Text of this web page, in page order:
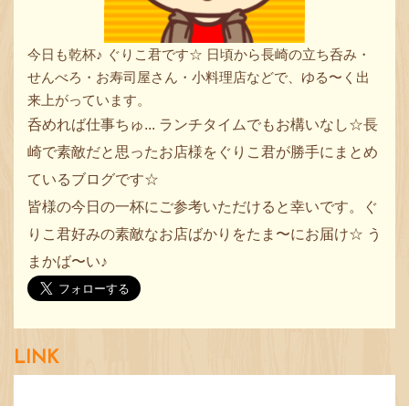
今日も乾杯♪ ぐりこ君です☆ 日頃から長崎の立ち呑み・
せんべろ・お寿司屋さん・小料理店などで、ゆる〜く出
来上がっています。
呑めれば仕事ちゅ... ランチタイムでもお構いなし☆長
崎で素敵だと思ったお店様をぐりこ君が勝手にまとめ
ているブログです☆
皆様の今日の一杯にご参考いただけると幸いです。ぐ
りこ君好みの素敵なお店ばかりをたま〜にお届け☆ う
まかば〜い♪
LINK